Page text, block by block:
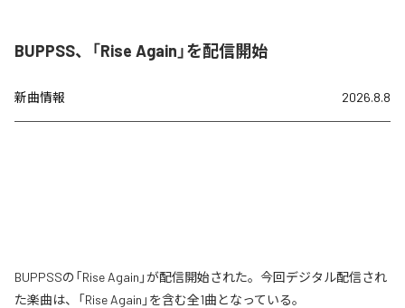
BUPPSS、「Rise Again」を配信開始
新曲情報 2026.8.8
BUPPSSの「Rise Again」が配信開始された。今回デジタル配信され
た楽曲は、「Rise Again」を含む全1曲となっている。